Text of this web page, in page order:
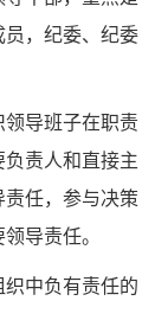
员，纪委、纪委
导班子在职责
责人和直接主
任，参与决策
导责任。
中负有责任的